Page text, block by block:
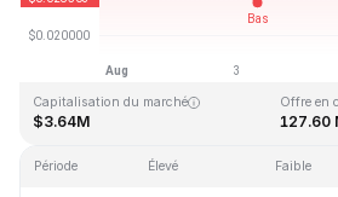
Dernière mise à jour : 2026-08-07, 16:37 GMT+0
Capitalisation du marché
$3.64M
Offre en
127.60
Période Élevé Faible